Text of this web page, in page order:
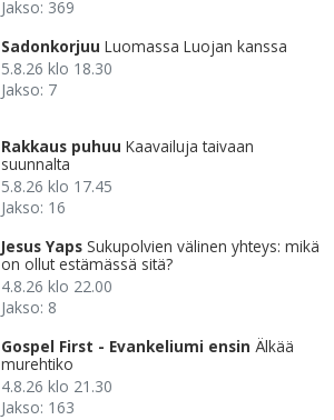
Jakso: 369
Sadonkorjuu Luomassa Luojan kanssa
5.8.26 klo 18.30
Jakso: 7
Rakkaus puhuu Kaavailuja taivaan
suunnalta
5.8.26 klo 17.45
Jakso: 16
Jesus Yaps Sukupolvien välinen yhteys: mikä
on ollut estämässä sitä?
4.8.26 klo 22.00
Jakso: 8
Gospel First - Evankeliumi ensin Älkää
murehtiko
4.8.26 klo 21.30
Jakso: 163